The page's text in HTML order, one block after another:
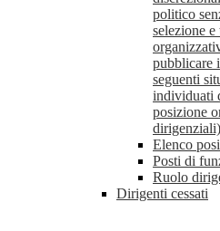
politico
selezione
pubblicare
seguenti
individuati
posizione
dirigenziali)
Elenco
Posti di
Ruolo
Dirigenti cessati